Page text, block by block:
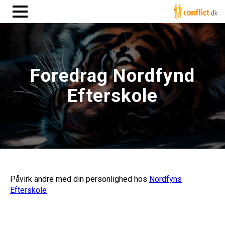
Foredrag Nordfynd
Efterskole
Påvirk andre med din personlighed hos Nordfyns
Efterskole